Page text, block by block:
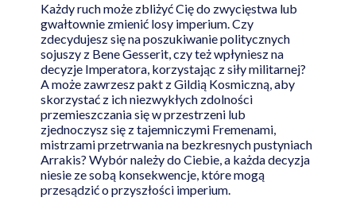
Każdy ruch może zbliżyć Cię do zwycięstwa lub
gwałtownie zmienić losy imperium. Czy
zdecydujesz się na poszukiwanie politycznych
sojuszy z Bene Gesserit, czy też wpłyniesz na
decyzje Imperatora, korzystając z siły militarnej?
A może zawrzesz pakt z Gildią Kosmiczną, aby
skorzystać z ich niezwykłych zdolności
przemieszczania się w przestrzeni lub
zjednoczysz się z tajemniczymi Fremenami,
mistrzami przetrwania na bezkresnych pustyniach
Arrakis? Wybór należy do Ciebie, a każda decyzja
niesie ze sobą konsekwencje, które mogą
przesądzić o przyszłości imperium.